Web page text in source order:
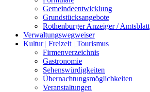
Gemeindeentwicklung
Grundstücksangebote
Rothenburger Anzeiger / Amtsblatt
Verwaltungswegweiser
Kultur | Freizeit | Tourismus
Firmenverzeichnis
Gastronomie
Sehenswürdigkeiten
Übernachtungsmöglichkeiten
Veranstaltungen